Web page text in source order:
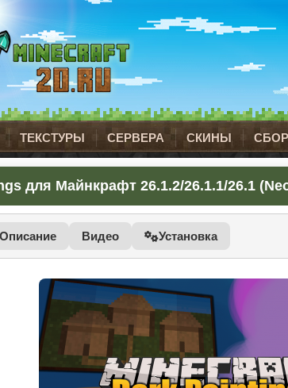
ТЕКСТУРЫ СЕРВЕРА СКИНЫ
для Майнкрафт 26.1.2/26.1.1/26.1
Описание Видео Установка